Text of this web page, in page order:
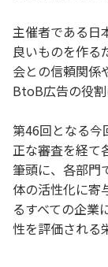
主催者である日
良いものを作る
会との信頼関係
BtoB広告の役割
第46回となる今
正な審査を経て
筆頭に、各部門
体の活性化に寄
るすべての企業
性を評価される